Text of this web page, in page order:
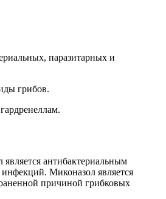
паразитарных и
грибов.
антибактериальным
Миконазол является
причиной грибковых